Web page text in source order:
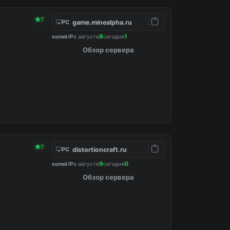
7 PC game.minealpha.ru
копий IPв августе8сегодня1
Обзор сервера
7 PC distortioncraft.ru
копий IPв августе9сегодня0
Обзор сервера